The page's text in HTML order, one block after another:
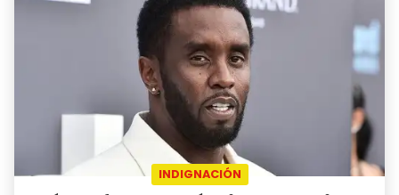
INDIGNACIÓN